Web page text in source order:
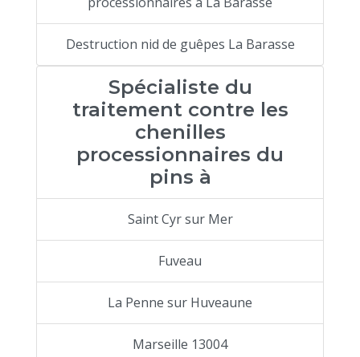
Destruction nid de guêpes La Barasse
Spécialiste du
traitement contre les
chenilles
processionnaires du
pins à
Saint Cyr sur Mer
Fuveau
La Penne sur Huveaune
Marseille 13004